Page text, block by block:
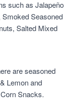
such as Jalapeño
Seasoned
Salted Mixed
are seasoned
Lemon and
Snacks.